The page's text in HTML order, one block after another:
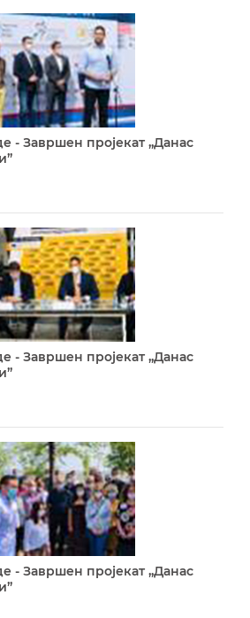
- Завршен пројекат „Данас
- Завршен пројекат „Данас
- Завршен пројекат „Данас